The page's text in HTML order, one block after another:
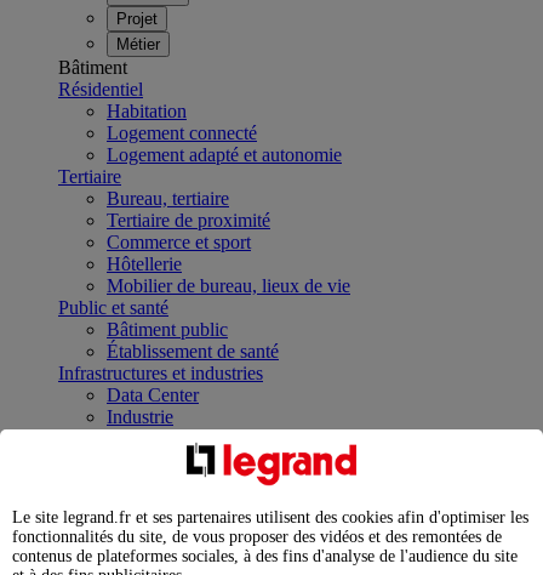
Projet
Métier
Bâtiment
Résidentiel
Habitation
Logement connecté
Logement adapté et autonomie
Tertiaire
Bureau, tertiaire
Tertiaire de proximité
Commerce et sport
Hôtellerie
Mobilier de bureau, lieux de vie
Public et santé
Bâtiment public
Établissement de santé
Infrastructures et industries
Data Center
Industrie
Infrastructures
Contrôler et planifier le fonctionnement des appareils
Répartir et optimiser son tableau électrique
Legrand Data Center Solutions : concentrer les
expertises au service de vos performances
Le site legrand.fr et ses partenaires utilisent des cookies afin d'optimiser les
fonctionnalités du site, de vous proposer des vidéos et des remontées de
contenus de plateformes sociales, à des fins d'analyse de l'audience du site